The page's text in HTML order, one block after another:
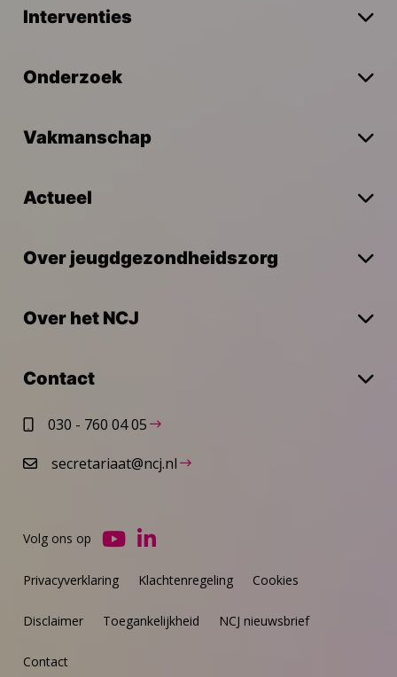
Interventies
Onderzoek
Vakmanschap
Actueel
Over jeugdgezondheidszorg
Over het NCJ
Contact
030 - 760 04 05
secretariaat@ncj.nl
Privacyverklaring Klachtenregeling Cookies
Disclaimer Toegankelijkheid NCJ nieuwsbrief
Contact
Volg ons op
Ga
YouTube
Ga
LinkedIn